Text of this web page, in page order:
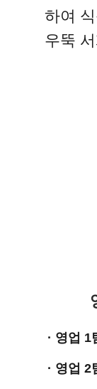
하여
우뚝
· 영업 1
· 영업 2